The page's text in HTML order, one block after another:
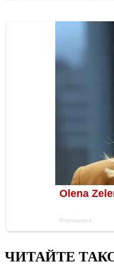
ЧИТАЙТЕ